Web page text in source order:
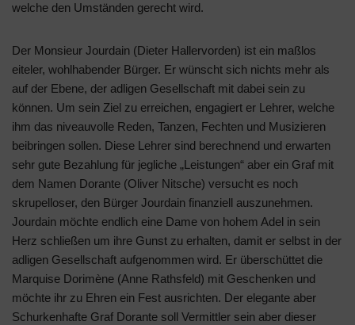
welche den Umständen gerecht wird.
Der Monsieur Jourdain (Dieter Hallervorden) ist ein maßlos
eiteler, wohlhabender Bürger. Er wünscht sich nichts mehr als
auf der Ebene, der adligen Gesellschaft mit dabei sein zu
können. Um sein Ziel zu erreichen, engagiert er Lehrer, welche
ihm das niveauvolle Reden, Tanzen, Fechten und Musizieren
beibringen sollen. Diese Lehrer sind berechnend und erwarten
sehr gute Bezahlung für jegliche „Leistungen“ aber ein Graf mit
dem Namen Dorante (Oliver Nitsche) versucht es noch
skrupelloser, den Bürger Jourdain finanziell auszunehmen.
Jourdain möchte endlich eine Dame von hohem Adel in sein
Herz schließen um ihre Gunst zu erhalten, damit er selbst in der
adligen Gesellschaft aufgenommen wird. Er überschüttet die
Marquise Dorimène (Anne Rathsfeld) mit Geschenken und
möchte ihr zu Ehren ein Fest ausrichten. Der elegante aber
Schurkenhafte Graf Dorante soll Vermittler sein aber dieser